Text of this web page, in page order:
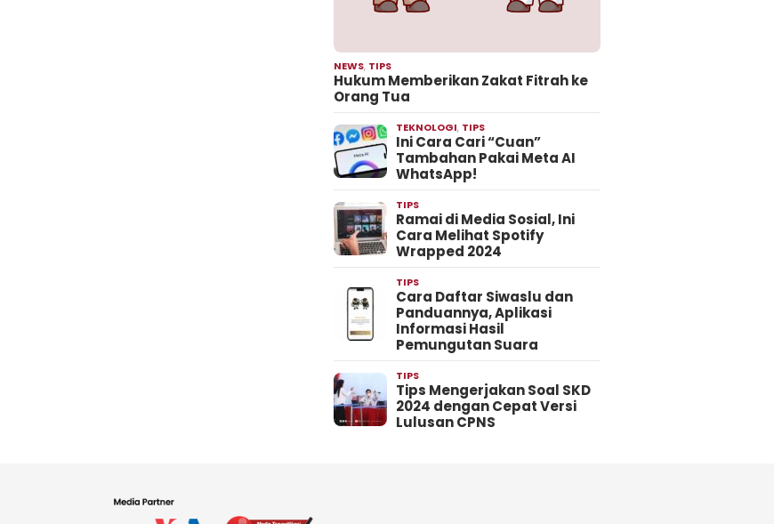
NEWS, TIPS
Hukum Memberikan Zakat Fitrah ke
Orang Tua
TEKNOLOGI, TIPS
Ini Cara Cari “Cuan”
Tambahan Pakai Meta AI
WhatsApp!
TIPS
Ramai di Media Sosial, Ini
Cara Melihat Spotify
Wrapped 2024
TIPS
Cara Daftar Siwaslu dan
Panduannya, Aplikasi
Informasi Hasil
Pemungutan Suara
TIPS
Tips Mengerjakan Soal SKD
2024 dengan Cepat Versi
Lulusan CPNS